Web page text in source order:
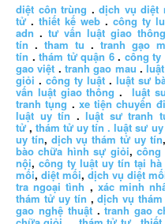
diệt côn trùng .dịch vụ diệt
tử. thiết kế web . công ty
adn .tư vấn luật giao thông
tín . tham tu .tranh gạo
tín .thám tử quận 6. công ty
gao việt .tranh gao mau .
giỏi . công ty luật. luật sư
vấn luật giao thông .luật
tranh tụng . xe tiện chuyến
luật uy tín .luật sư tranh
tử,thám tử uy tín . luật sư
uy tín, dịch vụ thám tử uy tín
bào chữa hình sự giỏi,
nội,công ty luật uy tín tại
mối,diệt mối,dịch vụ diệt
tra ngoại tình ,xác minh
thám tử uy tín ,dịch vụ
gao nghệ thuật.tranh gao